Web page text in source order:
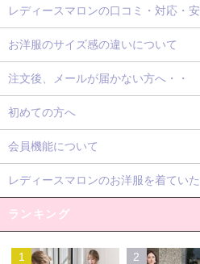
レディースマロンの口コミ・対応・
お洋服のサイズ感の違いについて
注文後、メールが届かない方へ・・
初めての方へ
会員機能について
レディースマロンのお洋服を着てい
ランキング
1 2